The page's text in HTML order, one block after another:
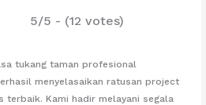
5/5 - (12 votes)
tukang taman profesional
menyelasaikan ratusan project
terbaik. Kami hadir melayani segala